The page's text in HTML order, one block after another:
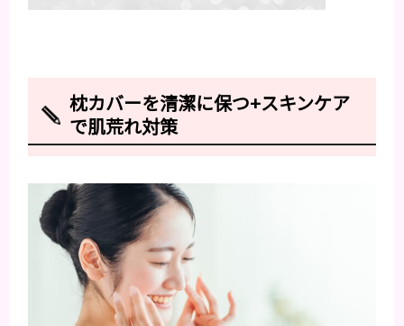
枕カバーを清潔に保つ+スキンケア
で肌荒れ対策